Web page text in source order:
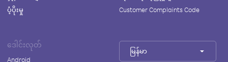
ပံ့ပိုးမှု
Customer Complaints Code
ဒေါင်းလုတ်
Android
မြန်မာ